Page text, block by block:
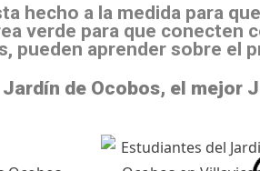
hecho a la medida para
verde para que
pueden aprender sobre el
Jardín de Ocobos, el mejor